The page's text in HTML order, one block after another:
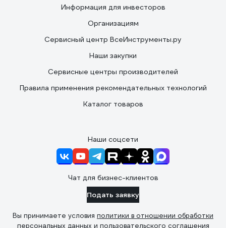
Информация для инвесторов
Организациям
Сервисный центр ВсеИнструменты.ру
Наши закупки
Сервисные центры производителей
Правила применения рекомендательных технологий
Каталог товаров
Наши соцсети
Чат для бизнес-клиентов
Подать заявку
Вы принимаете условия политики в отношении обработки
персональных данных и пользовательского соглашения